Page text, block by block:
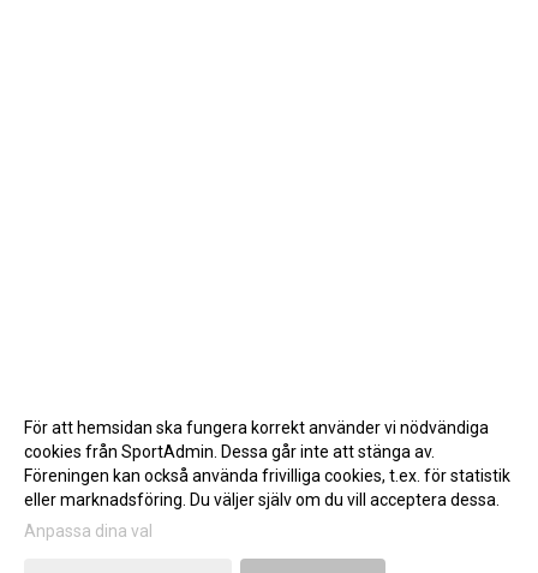
Gå till Webbversion
För att hemsidan ska fungera korrekt använder vi nödvändiga
cookies från SportAdmin. Dessa går inte att stänga av.
Föreningen kan också använda frivilliga cookies, t.ex. för statistik
eller marknadsföring. Du väljer själv om du vill acceptera dessa.
Anpassa dina val